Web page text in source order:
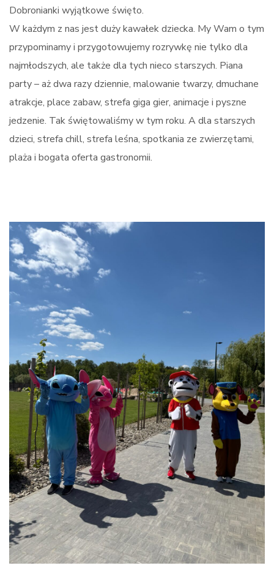
Dobronianki wyjątkowe święto.
W każdym z nas jest duży kawałek dziecka. My Wam o tym
przypominamy i przygotowujemy rozrywkę nie tylko dla
najmłodszych, ale także dla tych nieco starszych. Piana
party – aż dwa razy dziennie, malowanie twarzy, dmuchane
atrakcje, place zabaw, strefa giga gier, animacje i pyszne
jedzenie. Tak świętowaliśmy w tym roku. A dla starszych
dzieci, strefa chill, strefa leśna, spotkania ze zwierzętami,
plaża i bogata oferta gastronomii.